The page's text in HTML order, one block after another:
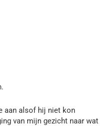
aan alsof hij niet kon
van mijn gezicht naar wat